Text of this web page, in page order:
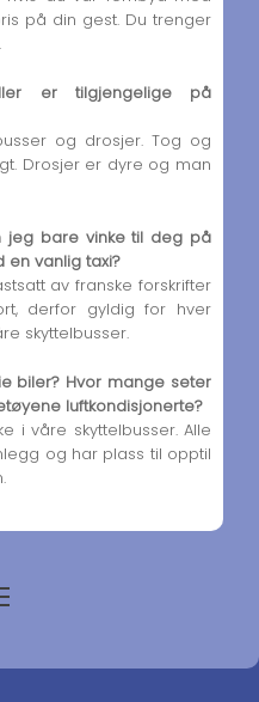
på din gest. Du trenger
er tilgjengelige på
og drosjer. Tog og
Drosjer er dyre og man
jeg bare vinke til deg på
vanlig taxi?
av franske forskrifter
derfor gyldig for hver
skyttelbusser.
biler? Hvor mange seter
luftkondisjonerte?
i våre skyttelbusser. Alle
og har plass til opptil